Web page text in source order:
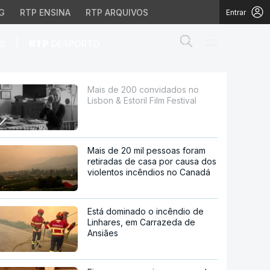
RTP ENSINA RTP ARQUIVOS Entrar
Film Festival
Mais de 200 convidados no
Lisbon & Estoril Film Festival
Mais de 20 mil pessoas foram
retiradas de casa por causa dos
violentos incêndios no Canadá
Está dominado o incêndio de
Linhares, em Carrazeda de
Ansiães